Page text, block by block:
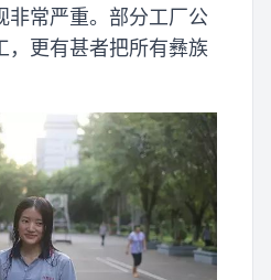
非常严重。部分工厂公
，更有甚者把所有彝族